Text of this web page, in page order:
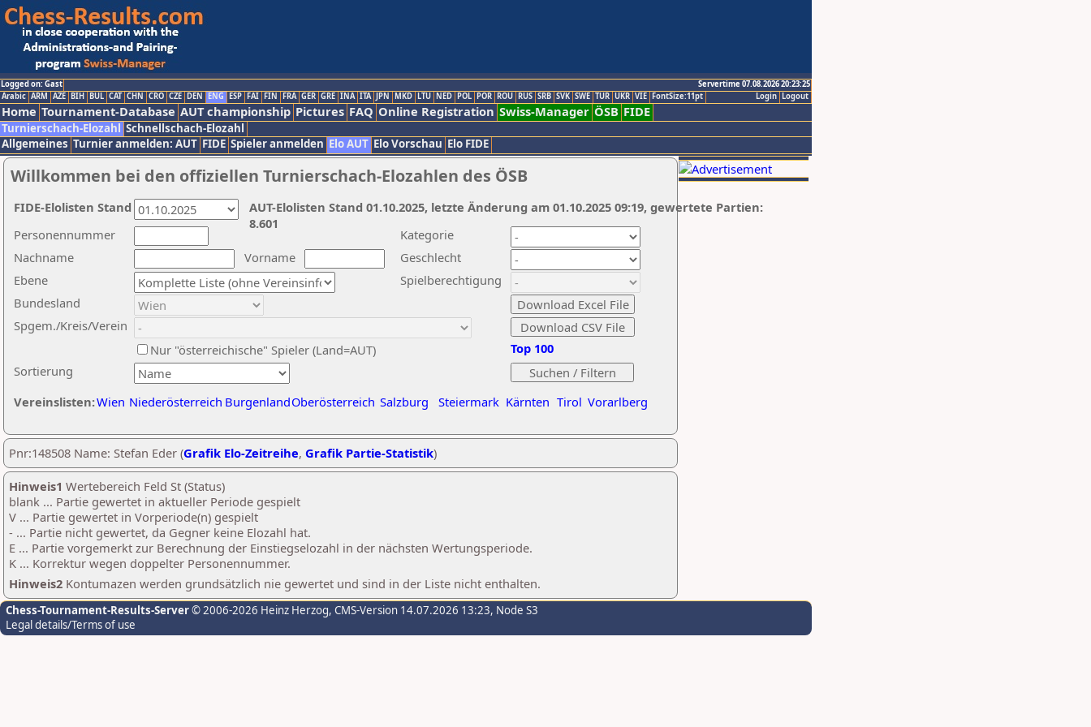
Logged on: Gast
Servertime 07.08.2026 20:23:25
Logout
Login
Arabic ARM AZE BIH BUL CAT CHN CRO CZE DEN ENG ESP FAI FIN FRA GER GRE INA ITA JPN MKD LTU NED POL POR ROU RUS SRB SVK SWE TUR UKR VIE FontSize:11pt
Home Tournament-Database AUT championship Pictures FAQ Online Registration Swiss-Manager ÖSB FIDE
Turnierschach-Elozahl Schnellschach-Elozahl
Allgemeines Turnier anmelden: AUT FIDE Spieler anmelden Elo AUT Elo Vorschau Elo FIDE
Willkommen bei den offiziellen Turnierschach-Elozahlen des ÖSB
Nachname
Vorname
Ebene
Kategorie
Sortierung
Personennummer
Bundesland
Spgem./Kreis/Verein
Geschlecht
Nur "österreichische" Spieler (Land=AUT)
Spielberechtigung
Vereinslisten:Wien Niederösterreich BurgenlandOberösterreich Salzburg Steiermark Kärnten Tirol Vorarlberg
Top 100
AUT-Elolisten Stand 01.10.2025, letzte Änderung am 01.10.2025 09:19, gewertete Partien:
8.601
FIDE-Elolisten Stand
Pnr:148508 Name: Stefan Eder (Grafik Elo-Zeitreihe, Grafik Partie-Statistik)
Hinweis1 Wertebereich Feld St (Status)
blank ... Partie gewertet in aktueller Periode gespielt
V ... Partie gewertet in Vorperiode(n) gespielt
- ... Partie nicht gewertet, da Gegner keine Elozahl hat.
E ... Partie vorgemerkt zur Berechnung der Einstiegselozahl in der nächsten Wertungsperiode.
K ... Korrektur wegen doppelter Personennummer.
Hinweis2 Kontumazen werden grundsätzlich nie gewertet und sind in der Liste nicht enthalten.
Chess-Tournament-Results-Server© 2006-2026 Heinz Herzog, CMS-Version 14.07.2026 13:23, Node S3
Legal details/Terms of use